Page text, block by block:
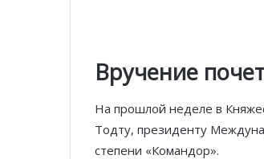
Вручение
На прошлой неделе в
Тодту, президенту
степени «Командор».